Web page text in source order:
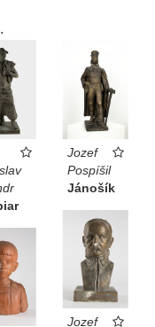
Jozef
Pospíšil
Jánošík
Jozef